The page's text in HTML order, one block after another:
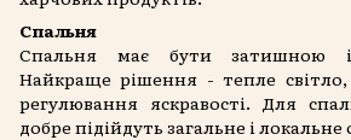
Спальня
Спальня має бути затишною і
Найкраще рішення - тепле
регулювання яскравості. Для
добре підійдуть загальне і локальне